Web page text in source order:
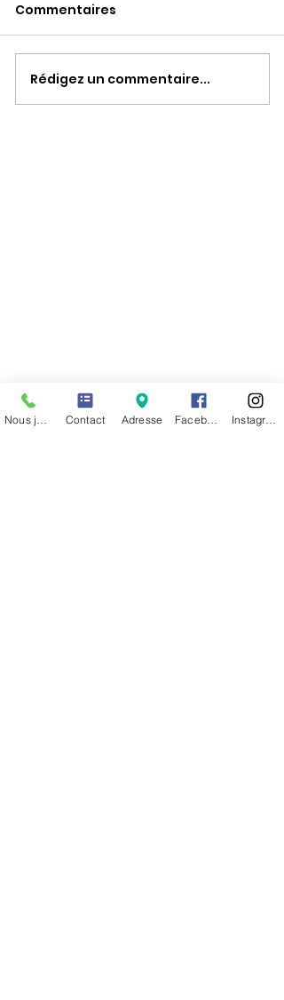
Danse Santé
Commentaires
Rédigez un commentaire...
Mardi : 8h30-12h15
Mercredi : fermé
Jeudi : 8h30-12h15 / 13h30-16h30
Contact Adresse